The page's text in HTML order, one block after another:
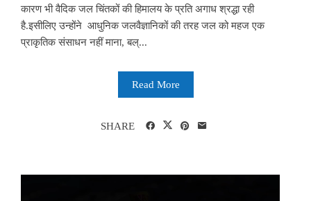
कारण भी वैदिक जल चिंतकों की हिमालय के प्रति अगाध श्रद्धा रही
है.इसीलिए उन्होंने आधुनिक जलवैज्ञानिकों की तरह जल को महज एक
प्राकृतिक संसाधन नहीं माना, बल्...
Read More
SHARE